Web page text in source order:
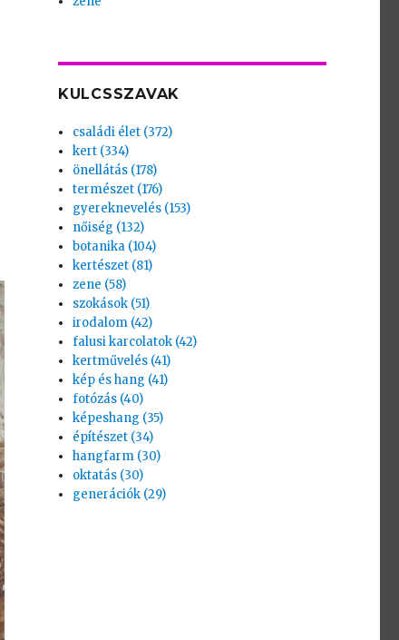
KULCSSZAVAK
családi élet (372)
kert (334)
önellátás (178)
természet (176)
gyereknevelés (153)
nőiség (132)
botanika (104)
kertészet (81)
zene (58)
szokások (51)
irodalom (42)
falusi karcolatok (42)
kertművelés (41)
kép és hang (41)
fotózás (40)
képeshang (35)
építészet (34)
hangfarm (30)
oktatás (30)
generációk (29)